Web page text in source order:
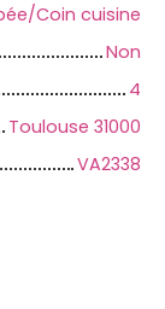
Coin cuisine
Non
4
Toulouse 31000
VA2338